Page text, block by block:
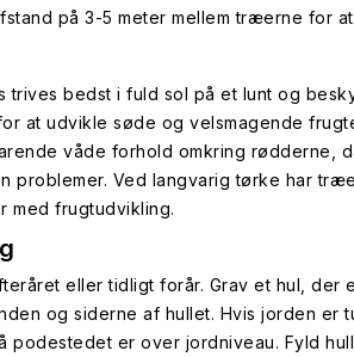
på 3-5 meter mellem træerne for
trives bedst i fuld sol på et lunt og
at udvikle søde og velsmagende
våde forhold omkring rødderne,
problemer. Ved langvarig tørke har
med frugtudvikling.
eller tidligt forår. Grav et hul, der
og siderne af hullet. Hvis jorden er
podestedet er over jordniveau. Fyld